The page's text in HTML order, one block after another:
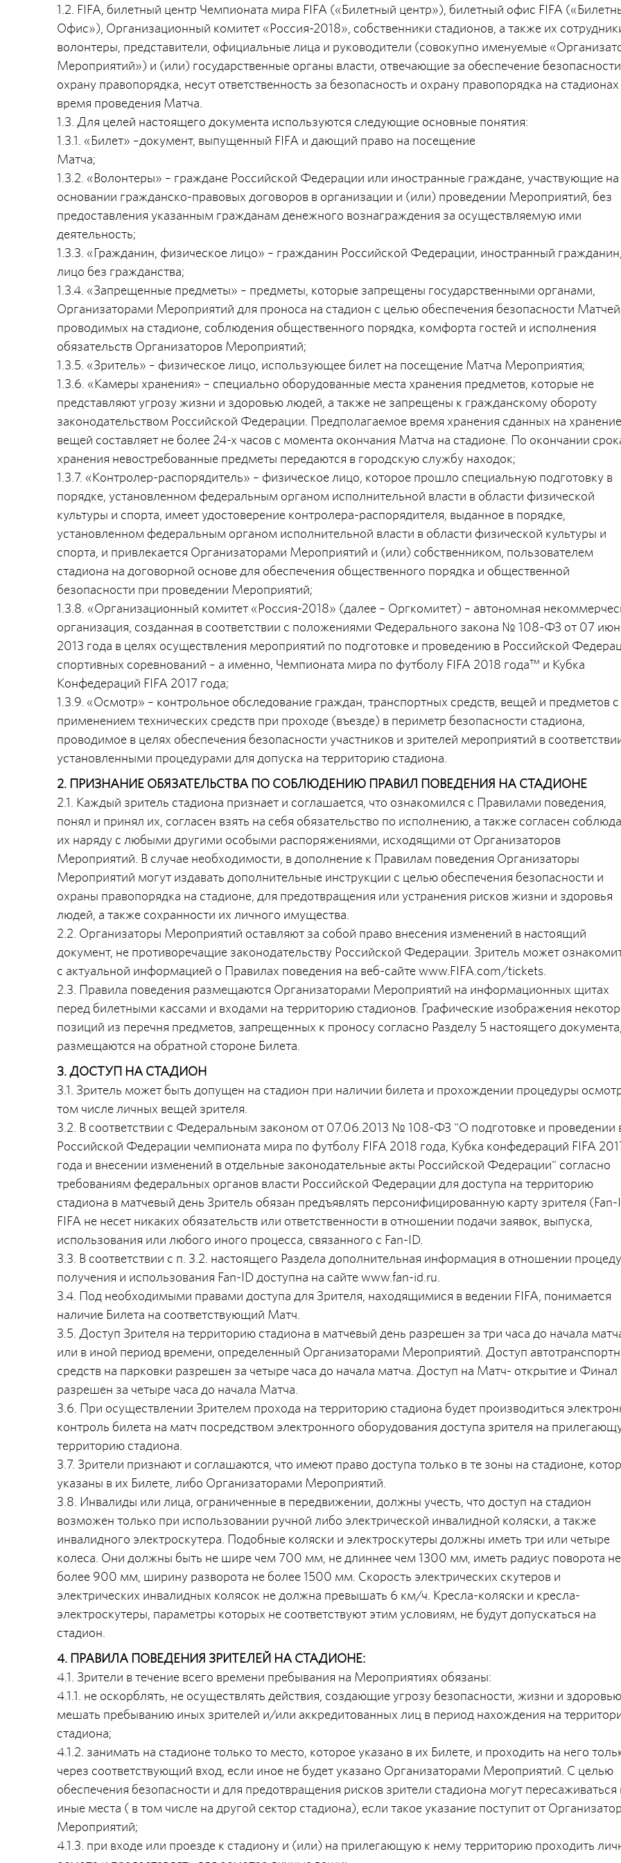
1.2. FIFA, билетный центр Чемпионата мира FIFA («Билетный центр»), билетный офис FIFA
Офис»), Организационный комитет «Россия-2018», собственники стадионов, а также их
волонтеры, представители, официальные лица и руководители (совокупно именуемые
Мероприятий») и (или) государственные органы власти, отвечающие за обеспечение
охрану правопорядка, несут ответственность за безопасность и охрану правопорядка на
время проведения Матча.
1.3. Для целей настоящего документа используются следующие основные понятия:
1.3.1. «Билет» –документ, выпущенный FIFA и дающий право на посещение
Матча;
1.3.2. «Волонтеры» – граждане Российской Федерации или иностранные граждане, участвующие на
основании гражданско-правовых договоров в организации и (или) проведении Мероприятий, без
предоставления указанным гражданам денежного вознаграждения за осуществляемую ими
деятельность;
1.3.3. «Гражданин, физическое лицо» – гражданин Российской Федерации, иностранный гражданин,
лицо без гражданства;
1.3.4. «Запрещенные предметы» – предметы, которые запрещены государственными органами,
Организаторами Мероприятий для проноса на стадион с целью обеспечения безопасности
проводимых на стадионе, соблюдения общественного порядка, комфорта гостей и исполнения
обязательств Организаторов Мероприятий;
1.3.5. «Зритель» – физическое лицо, использующее билет на посещение Матча Мероприятия;
1.3.6. «Камеры хранения» – специально оборудованные места хранения предметов, которые не
представляют угрозу жизни и здоровью людей, а также не запрещены к гражданскому обороту
законодательством Российской Федерации. Предполагаемое время хранения сданных на хранение
вещей составляет не более 24-х часов с момента окончания Матча на стадионе. По окончании
хранения невостребованные предметы передаются в городскую службу находок;
1.3.7. «Контролер-распорядитель» – физическое лицо, которое прошло специальную подготовку в
порядке, установленном федеральным органом исполнительной власти в области физической
культуры и спорта, имеет удостоверение контролера-распорядителя, выданное в порядке,
установленном федеральным органом исполнительной власти в области физической культуры и
спорта, и привлекается Организаторами Мероприятий и (или) собственником, пользователем
стадиона на договорной основе для обеспечения общественного порядка и общественной
безопасности при проведении Мероприятий;
1.3.8. «Организационный комитет «Россия-2018» (далее – Оргкомитет) – автономная
организация, созданная в соответствии с положениями Федерального закона № 108-ФЗ от 07
2013 года в целях осуществления мероприятий по подготовке и проведению в Российской
спортивных соревнований – а именно, Чемпионата мира по футболу FIFA 2018 года™ и Кубка
Конфедераций FIFA 2017 года;
1.3.9. «Осмотр» – контрольное обследование граждан, транспортных средств, вещей и предметов с
применением технических средств при проходе (въезде) в периметр безопасности стадиона,
проводимое в целях обеспечения безопасности участников и зрителей мероприятий в
установленными процедурами для допуска на территорию стадиона.
2. ПРИЗНАНИЕ ОБЯЗАТЕЛЬСТВА ПО СОБЛЮДЕНИЮ ПРАВИЛ ПОВЕДЕНИЯ НА СТАДИОНЕ
2.1. Каждый зритель стадиона признает и соглашается, что ознакомился с Правилами поведения,
понял и принял их, согласен взять на себя обязательство по исполнению, а также согласен
их наряду с любыми другими особыми распоряжениями, исходящими от Организаторов
Мероприятий. В случае необходимости, в дополнение к Правилам поведения Организаторы
Мероприятий могут издавать дополнительные инструкции с целью обеспечения безопасности и
охраны правопорядка на стадионе, для предотвращения или устранения рисков жизни и здоровья
людей, а также сохранности их личного имущества.
2.2. Организаторы Мероприятий оставляют за собой право внесения изменений в настоящий
документ, не противоречащие законодательству Российской Федерации. Зритель может
с актуальной информацией о Правилах поведения на веб-сайте www.FIFA.com/tickets.
2.3. Правила поведения размещаются Организаторами Мероприятий на информационных щитах
перед билетными кассами и входами на территорию стадионов. Графические изображения
позиций из перечня предметов, запрещенных к проносу согласно Разделу 5 настоящего документа,
размещаются на обратной стороне Билета.
3. ДОСТУП НА СТАДИОН
3.1. Зритель может быть допущен на стадион при наличии билета и прохождении процедуры
том числе личных вещей зрителя.
3.2. В соответствии с Федеральным законом от 07.06.2013 № 108-ФЗ "О подготовке и проведении
Российской Федерации чемпионата мира по футболу FIFA 2018 года, Кубка конфедераций FIFA
года и внесении изменений в отдельные законодательные акты Российской Федерации" согласно
требованиям федеральных органов власти Российской Федерации для доступа на территорию
стадиона в матчевый день Зритель обязан предъявлять персонифицированную карту зрителя
FIFA не несет никаких обязательств или ответственности в отношении подачи заявок, выпуска,
использования или любого иного процесса, связанного с Fan-ID.
3.3. В соответствии с п. 3.2. настоящего Раздела дополнительная информация в отношении
получения и использования Fan-ID доступна на сайте www.fan-id.ru.
3.4. Под необходимыми правами доступа для Зрителя, находящимися в ведении FIFA, понимается
наличие Билета на соответствующий Матч.
3.5. Доступ Зрителя на территорию стадиона в матчевый день разрешен за три часа до начала
или в иной период времени, определенный Организаторами Мероприятий. Доступ
средств на парковки разрешен за четыре часа до начала матча. Доступ на Матч- открытие и Финал
разрешен за четыре часа до начала Матча.
3.6. При осуществлении Зрителем прохода на территорию стадиона будет производиться
контроль билета на матч посредством электронного оборудования доступа зрителя на
территорию стадиона.
3.7. Зрители признают и соглашаются, что имеют право доступа только в те зоны на стадионе,
указаны в их Билете, либо Организаторами Мероприятий.
3.8. Инвалиды или лица, ограниченные в передвижении, должны учесть, что доступ на стадион
возможен только при использовании ручной либо электрической инвалидной коляски, а также
инвалидного электроскутера. Подобные коляски и электроскутеры должны иметь три или четыре
колеса. Они должны быть не шире чем 700 мм, не длиннее чем 1300 мм, иметь радиус поворота не
более 900 мм, ширину разворота не более 1500 мм. Скорость электрических скутеров и
электрических инвалидных колясок не должна превышать 6 км/ч. Кресла-коляски и кресла-
электроскутеры, параметры которых не соответствуют этим условиям, не будут допускаться на
стадион.
4. ПРАВИЛА ПОВЕДЕНИЯ ЗРИТЕЛЕЙ НА СТАДИОНЕ:
4.1. Зрители в течение всего времени пребывания на Мероприятиях обязаны:
4.1.1. не оскорблять, не осуществлять действия, создающие угрозу безопасности, жизни и
мешать пребыванию иных зрителей и/или аккредитованных лиц в период нахождения на
стадиона;
4.1.2. занимать на стадионе только то место, которое указано в их Билете, и проходить на него
через соответствующий вход, если иное не будет указано Организаторами Мероприятий. С целью
обеспечения безопасности и для предотвращения рисков зрители стадиона могут пересаживаться
иные места ( в том числе на другой сектор стадиона), если такое указание поступит от
Мероприятий;
4.1.3. при входе или проезде к стадиону и (или) на прилегающую к нему территорию проходить